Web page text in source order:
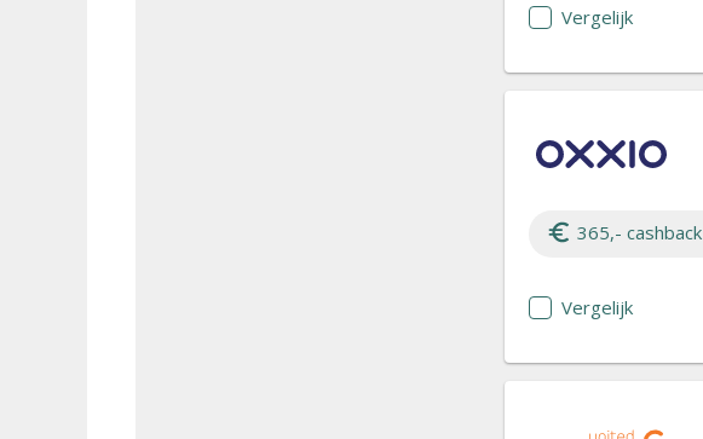
Vergelijk
365,- cashback
Vergelijk